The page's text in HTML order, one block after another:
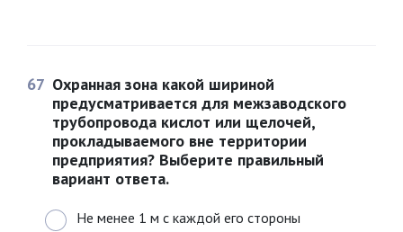
67 Охранная зона какой шириной
предусматривается для межзаводского
трубопровода кислот или щелочей,
прокладываемого вне территории
предприятия? Выберите правильный
вариант ответа.
Не менее 1 м с каждой его стороны